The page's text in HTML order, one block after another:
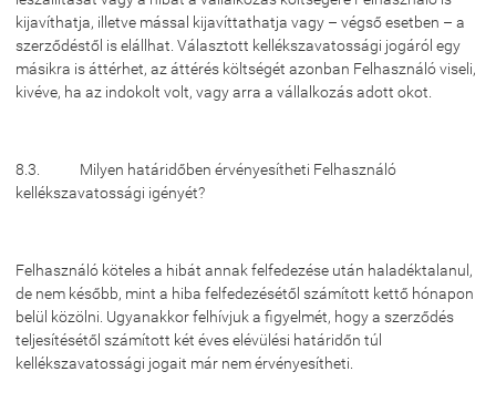
kijavíthatja, illetve mással kijavíttathatja vagy – végső esetben – a
szerződéstől is elállhat. Választott kellékszavatossági jogáról egy
másikra is áttérhet, az áttérés költségét azonban Felhasználó viseli,
kivéve, ha az indokolt volt, vagy arra a vállalkozás adott okot.
8.3. Milyen határidőben érvényesítheti Felhasználó
kellékszavatossági igényét?
Felhasználó köteles a hibát annak felfedezése után haladéktalanul,
de nem később, mint a hiba felfedezésétől számított kettő hónapon
belül közölni. Ugyanakkor felhívjuk a figyelmét, hogy a szerződés
teljesítésétől számított két éves elévülési határidőn túl
kellékszavatossági jogait már nem érvényesítheti.